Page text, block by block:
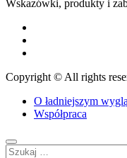
Wskazówki, produkty i
Copyright © All rights
O ładniejszym
Współpraca
Szukaj: